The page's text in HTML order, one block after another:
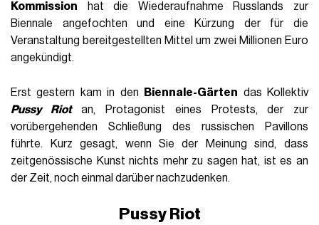
Kommission hat die Wiederaufnahme Russlands zur
Biennale angefochten und eine Kürzung der für die
Veranstaltung bereitgestellten Mittel um zwei Millionen Euro
angekündigt.
Erst gestern kam in den Biennale-Gärten das Kollektiv
Pussy Riotan, Protagonist eines Protests, der zur
vorübergehenden Schließung des russischen Pavillons
führte. Kurz gesagt, wenn Sie der Meinung sind, dass
zeitgenössische Kunst nichts mehr zu sagen hat, ist es an
der Zeit, noch einmal darüber nachzudenken.
Pussy Riot